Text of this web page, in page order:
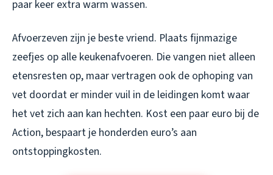
paar keer extra warm wassen.
Afvoerzeven zijn je beste vriend. Plaats fijnmazige
zeefjes op alle keukenafvoeren. Die vangen niet alleen
etensresten op, maar vertragen ook de ophoping van
vet doordat er minder vuil in de leidingen komt waar
het vet zich aan kan hechten. Kost een paar euro bij de
Action, bespaart je honderden euro’s aan
ontstoppingkosten.